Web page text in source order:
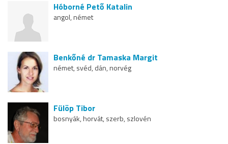
Hóborné Pető Katalin
angol, német
Benkőné dr Tamaska Margit
német, svéd, dán, norvég
Fülöp Tibor
bosnyák, horvát, szerb, szlovén